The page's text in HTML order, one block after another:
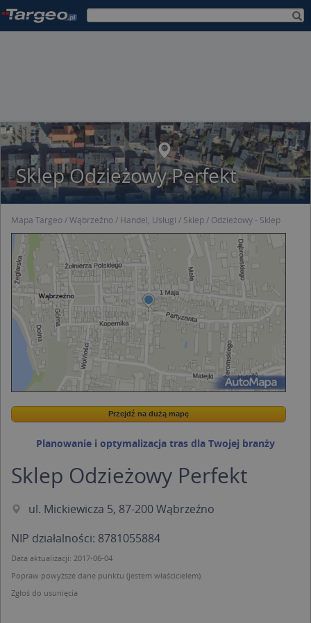
Sklep Odzieżowy Perfekt
Mapa Targeo Wąbrzeźno Handel, Usługi Sklep Odzieżowy - Sklep
Wstaw tę mapkę na swoją stronę
Przejdź na dużą mapę
Przejdź na dużą mapę
Planowanie i optymalizacja tras dla Twojej branży
Sklep Odzieżowy Perfekt
ul. Mickiewicza 5, 87-200 Wąbrzeźno
NIP działalności: 8781055884
Data aktualizacji: 2017-06-04
Popraw powyższe dane punktu (jestem właścicielem).
Zgłoś do usunięcia